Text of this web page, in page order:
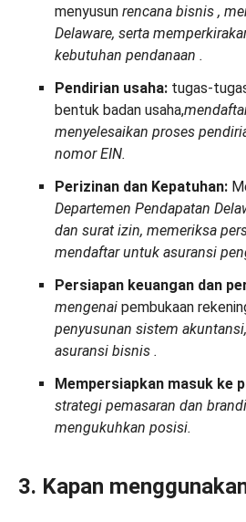
menyusun rencana bisnis ,
Delaware, serta
kebutuhan pendanaan .
Pendirian usaha: tugas-
bentuk badan usaha,
menyelesaikan proses
nomor EIN.
Perizinan dan Kepatuhan:
Departemen Pendapatan
dan surat izin, memeriksa
mendaftar untuk asuransi
Persiapan keuangan dan
mengenai pembukaan
penyusunan sistem
asuransi bisnis .
Mempersiapkan masuk ke
strategi pemasaran dan
mengukuhkan posisi.
3. Kapan